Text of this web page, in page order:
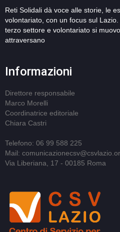
Reti Solidali dà voce alle storie, le
volontariato, con un focus sul
terzo settore e volontariato si
attraversano
Informazioni
Direttore responsabile
Marco Morelli
Coordinatrice editoriale
Chiara Castri
Telefono: 06 99 588 225
Mail:
Via Liberiana, 17 - 00185 Roma